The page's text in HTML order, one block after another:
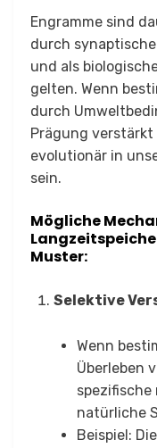
Engramme sind
durch
und als
gelten. Wenn
durch
Prägung
evolutionär in
sein.
Mögliche
Muster:
Selektive
Wenn
Überleben
spezifische
natürliche
Beispiel: